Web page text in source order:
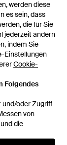
werden diese
es sein, dass
die für Sie
jederzeit ändern
indem Sie
Einstellungen
Cookie-
Folgendes
oder Zugriff
von
die